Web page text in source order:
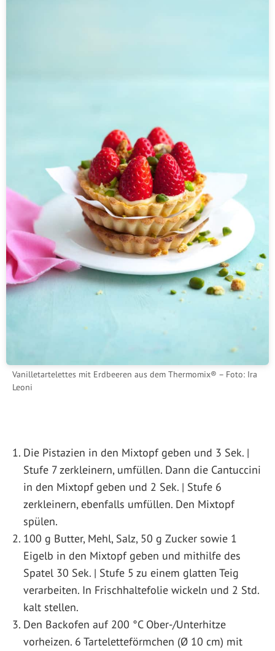
Vanilletartelettes mit Erdbeeren aus dem Thermomix® – Foto: Ira
Leoni
Die Pistazien in den Mixtopf geben und 3 Sek. |
Stufe 7 zerkleinern, umfüllen. Dann die Cantuccini
in den Mixtopf geben und 2 Sek. | Stufe 6
zerkleinern, ebenfalls umfüllen. Den Mixtopf
spülen.
100 g Butter, Mehl, Salz, 50 g Zucker sowie 1
Eigelb in den Mixtopf geben und mithilfe des
Spatel 30 Sek. | Stufe 5 zu einem glatten Teig
verarbeiten. In Frischhaltefolie wickeln und 2 Std.
kalt stellen.
Den Backofen auf 200 °C Ober-/Unterhitze
vorheizen. 6 Tarteletteförmchen (Ø 10 cm) mit